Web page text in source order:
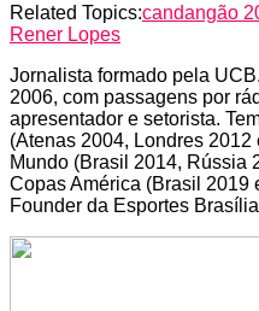
Related Topics:candangão
Rener Lopes
Jornalista formado pela
2006, com passagens por
apresentador e setorista.
(Atenas 2004, Londres
Mundo (Brasil 2014, Rússia
Copas América (Brasil 2019
Founder da Esportes